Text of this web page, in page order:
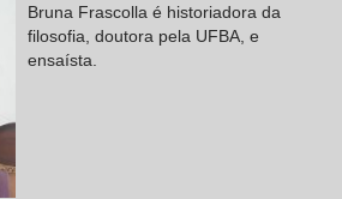
Bruna Frascolla é historiadora da
filosofia, doutora pela UFBA, e
ensaísta.